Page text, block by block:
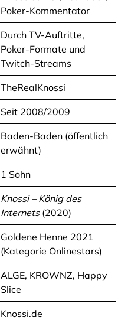
Poker-Kommentator
Durch TV-Auftritte,
Poker-Formate und
Twitch-Streams
TheRealKnossi
Seit 2008/2009
Baden-Baden (öffentlich
erwähnt)
1 Sohn
Knossi – König des
Internets(2020)
Goldene Henne 2021
(Kategorie Onlinestars)
ALGE, KROWNZ, Happy
Slice
Knossi.de